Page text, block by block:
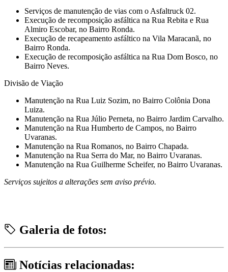
Serviços de manutenção de vias com o Asfaltruck 02.
⁠Execução de recomposição asfáltica na Rua Rebita e Rua
Almiro Escobar, no Bairro Ronda.
⁠Execução de recapeamento asfáltico na Vila Maracanã, no
Bairro Ronda.
⁠Execução de recomposição asfáltica na Rua Dom Bosco, no
Bairro Neves.
Divisão de Viação
⁠Manutenção na Rua Luiz Sozim, no Bairro Colônia Dona
Luiza.
⁠Manutenção na Rua Júlio Perneta, no Bairro Jardim Carvalho.
⁠Manutenção na Rua Humberto de Campos, no Bairro
Uvaranas.
Manutenção na Rua Romanos, no Bairro Chapada.
Manutenção na Rua Serra do Mar, no Bairro Uvaranas.
Manutenção na Rua Guilherme Scheifer, no Bairro Uvaranas.
Serviços sujeitos a alterações sem aviso prévio.
Galeria de fotos:
Notícias relacionadas: